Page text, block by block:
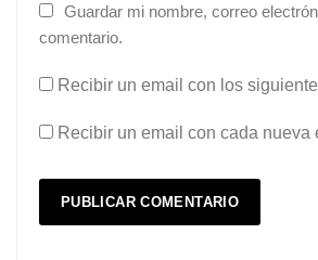
Guardar mi nombre, correo
comentario.
Recibir un email con los
Recibir un email con cada nueva